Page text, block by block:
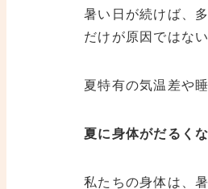
暑い日が続けば、
だけが原因ではな
夏特有の気温差や
夏に身体がだるく
私たちの身体は、